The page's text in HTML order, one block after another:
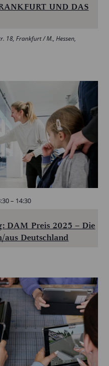
UND DAS
18, Frankfurt / M., Hessen,
DAM Preis 2025 – Die
aus Deutschland
– 14:30